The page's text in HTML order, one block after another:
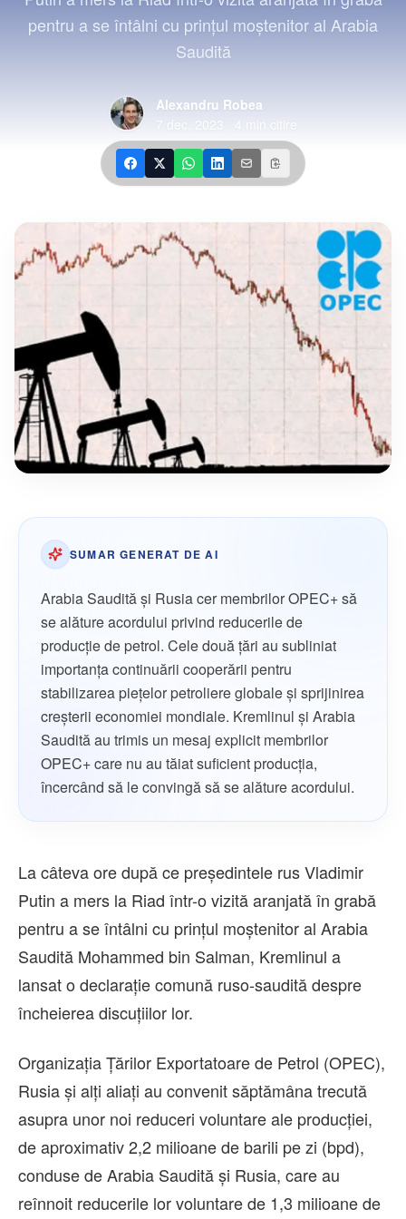
pentru a se întâlni cu prinţul moştenitor al Arabia
Saudită
Alexandru Robea
7 dec. 2023
4 min citire
SUMAR GENERAT DE AI
Arabia Saudită şi Rusia cer membrilor OPEC+ să
se alăture acordului privind reducerile de
producţie de petrol. Cele două ţări au subliniat
importanţa continuării cooperării pentru
stabilizarea pieţelor petroliere globale şi sprijinirea
creşterii economiei mondiale. Kremlinul şi Arabia
Saudită au trimis un mesaj explicit membrilor
OPEC+ care nu au tăiat suficient producţia,
încercând să le convingă să se alăture acordului.
La câteva ore după ce preşedintele rus Vladimir
Putin a mers la Riad într-o vizită aranjată în grabă
pentru a se întâlni cu prinţul moştenitor al Arabia
Saudită Mohammed bin Salman, Kremlinul a
lansat o declaraţie comună ruso-saudită despre
încheierea discuţiilor lor.
Organizaţia Ţărilor Exportatoare de Petrol (OPEC),
Rusia şi alţi aliaţi au convenit săptămâna trecută
asupra unor noi reduceri voluntare ale producţiei,
de aproximativ 2,2 milioane de barili pe zi (bpd),
conduse de Arabia Saudită şi Rusia, care au
reînnoit reducerile lor voluntare de 1,3 milioane de